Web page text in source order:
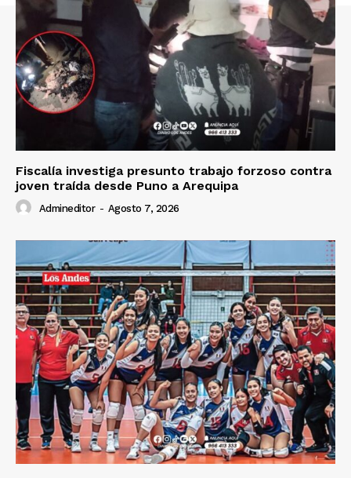
Contacto
Prensa
Fiscalía investiga presunto trabajo forzoso contra
joven traída desde Puno a Arequipa
Admineditor - Agosto 7, 2026